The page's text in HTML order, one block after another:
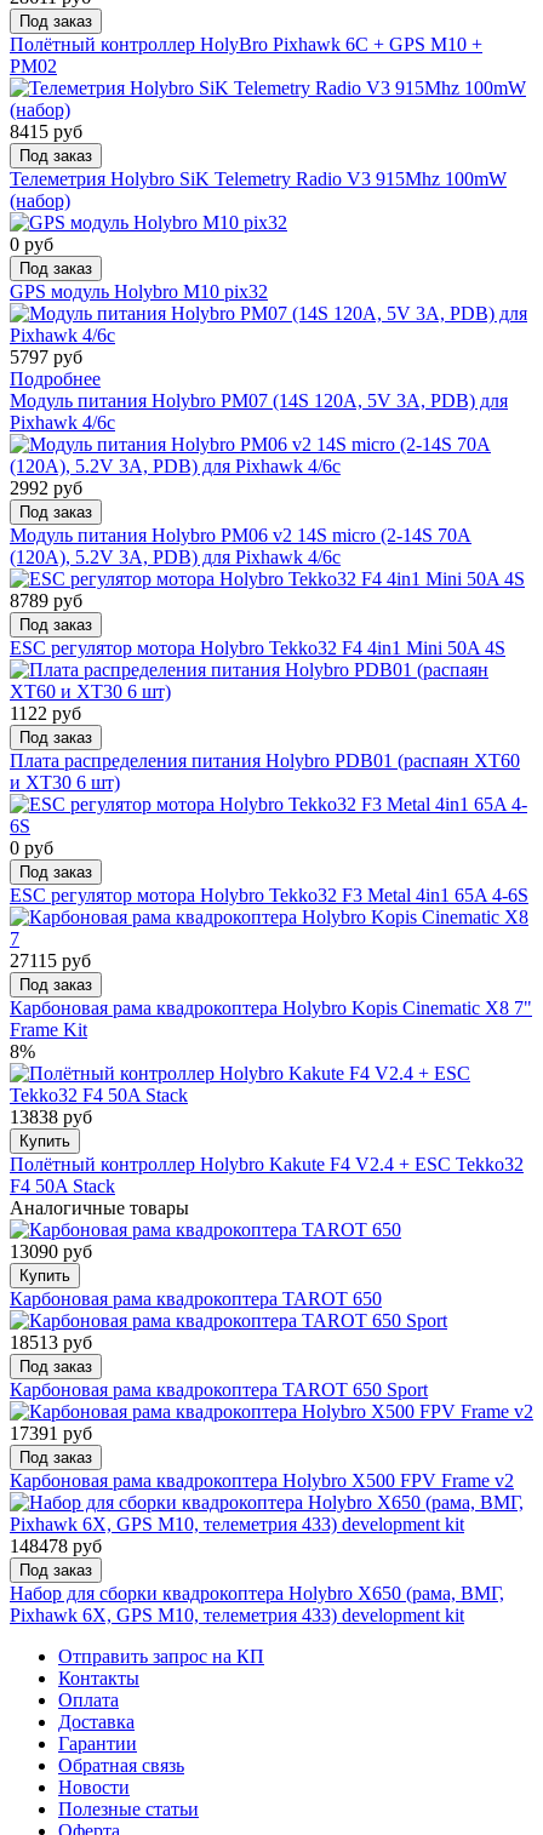
Под заказ
Полётный контроллер HolyBro Pixhawk 6C + GPS M10 +
PM02
8415 руб
Под заказ
Телеметрия Holybro SiK Telemetry Radio V3 915Mhz 100mW
(набор)
0 руб
Под заказ
GPS модуль Holybro M10 pix32
5797 руб
Подробнее
Модуль питания Holybro PM07 (14S 120A, 5V 3A, PDB) для
Pixhawk 4/6c
2992 руб
Под заказ
Модуль питания Holybro PM06 v2 14S micro (2-14S 70A
(120A), 5.2V 3A, PDB) для Pixhawk 4/6c
8789 руб
Под заказ
ESC регулятор мотора Holybro Tekko32 F4 4in1 Mini 50A 4S
1122 руб
Под заказ
Плата распределения питания Holybro PDB01 (распаян XT60
и XT30 6 шт)
0 руб
Под заказ
ESC регулятор мотора Holybro Tekko32 F3 Metal 4in1 65A 4-6S
27115 руб
Под заказ
Карбоновая рама квадрокоптера Holybro Kopis Cinematic X8 7"
Frame Kit
8%
13838 руб
Купить
Полётный контроллер Holybro Kakute F4 V2.4 + ESC Tekko32
F4 50A Stack
Аналогичные товары
13090 руб
Купить
Карбоновая рама квадрокоптера TAROT 650
18513 руб
Под заказ
Карбоновая рама квадрокоптера TAROT 650 Sport
17391 руб
Под заказ
Карбоновая рама квадрокоптера Holybro X500 FPV Frame v2
148478 руб
Под заказ
Набор для сборки квадрокоптера Holybro X650 (рама, ВМГ,
Pixhawk 6X, GPS M10, телеметрия 433) development kit
Отправить запрос на КП
Контакты
Оплата
Доставка
Гарантии
Обратная связь
Новости
Полезные статьи
Оферта